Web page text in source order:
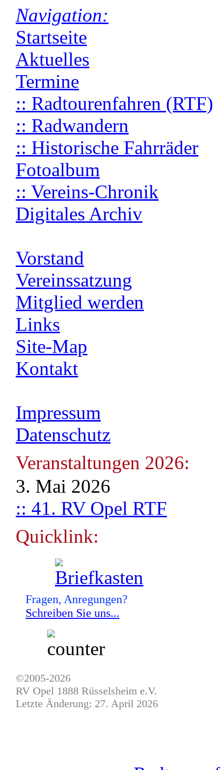
Navigation:
Startseite
Aktuelles
Termine
:: Radtourenfahren (RTF)
:: Radwandern
:: Historische Fahrräder
Fotoalbum
:: Vereins-Chronik
Digitales Archiv
Vorstand
Vereinssatzung
Mitglied werden
Links
Site-Map
Kontakt
Impressum
Datenschutz
Veranstaltungen 2026:
3. Mai 2026
:: 41. RV Opel RTF
Quicklink:
Fragen, Anregungen?
Schreiben Sie uns...
©2005-2026
RV Opel 1888 Rüsselsheim e.V.
Letzte Änderung: 27. April 2026